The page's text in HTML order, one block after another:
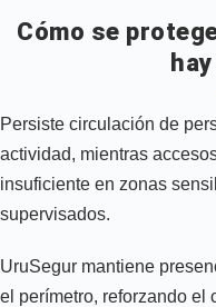
Cómo se
Persiste circulación de
actividad, mientras
insuficiente en zonas
supervisados.
UruSegur mantiene
el perímetro, reforzando el